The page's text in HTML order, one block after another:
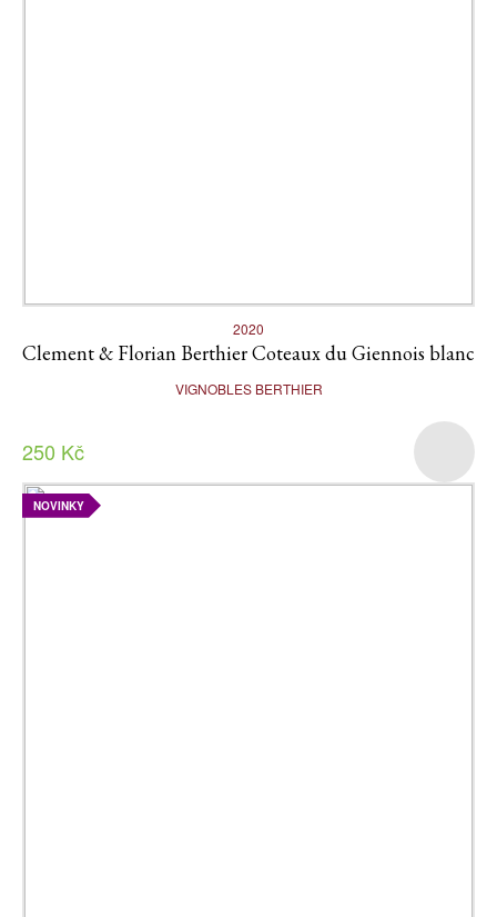
2020
Clement & Florian Berthier Coteaux du Giennois blanc
VIGNOBLES BERTHIER
250 Kč
NOVINKY